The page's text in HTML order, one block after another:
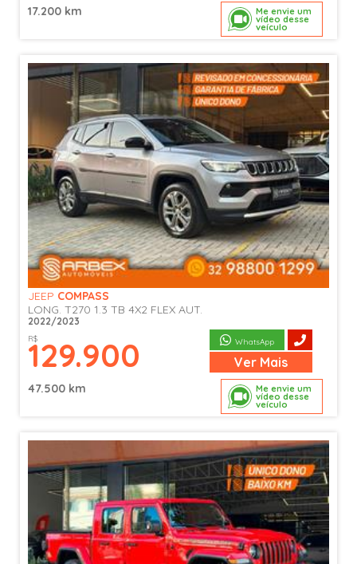
Me envie um
vídeo desse
veículo
17.200 km
Me envie um
vídeo desse
veículo
JEEP COMPASS
LONG. T270 1.3 TB 4X2 FLEX AUT.
2022/2023
R$
129.900 WhatsApp
Ver Mais
47.500 km